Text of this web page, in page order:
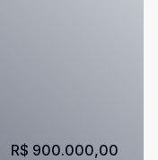
R$ 900.000,00